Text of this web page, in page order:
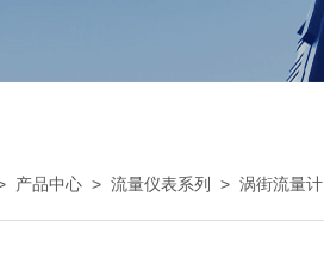
产品中心 > 流量仪表系列 > 涡街流量计